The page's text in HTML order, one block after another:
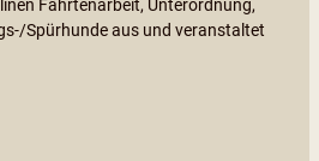
Fährtenarbeit, Unterordnung,
Spürhunde aus und veranstaltet